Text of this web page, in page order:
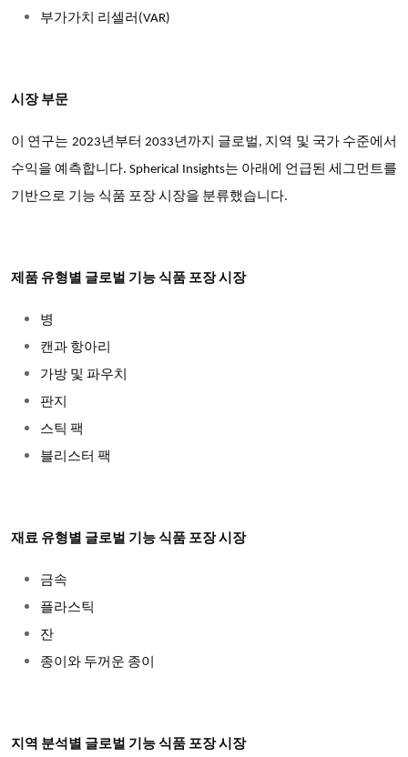
부가가치 리셀러(VAR)
시장 부문
이 연구는 2023년부터 2033년까지 글로벌, 지역 및 국가 수준에서
수익을 예측합니다. Spherical Insights는 아래에 언급된 세그먼트를
기반으로 기능 식품 포장 시장을 분류했습니다.
제품 유형별 글로벌 기능 식품 포장 시장
병
캔과 항아리
가방 및 파우치
판지
스틱 팩
블리스터 팩
재료 유형별 글로벌 기능 식품 포장 시장
금속
플라스틱
잔
종이와 두꺼운 종이
지역 분석별 글로벌 기능 식품 포장 시장